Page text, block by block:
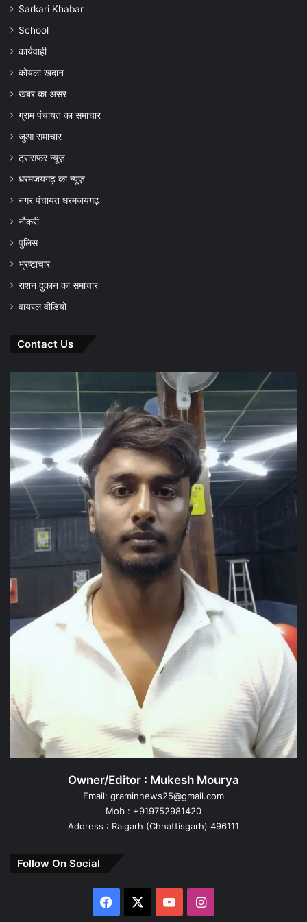
Sarkari Khabar
School
कार्यवाही
कोयला खदान
खबर का असर
ग्राम पंचायत का समाचार
जुआ समाचार
ट्रांसफर न्यूज़
धरमजयगढ़ का न्यूज़
नगर पंचायत धरमजयगढ़
नौकरी
पुलिस
भ्रष्टाचार
राशन दुकान का समाचार
वायरल वीडियो
Contact Us
Owner/Editor : Mukesh Mourya
Email: graminnews25@gmail.com
Mob : +919752981420
Address : Raigarh (Chhattisgarh) 496111
Follow On Social
Facebook YouTubeInstagram